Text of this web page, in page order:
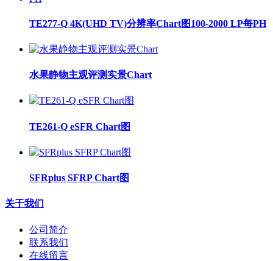
TE277-Q 4K(UHD TV)分辨率Chart图100-2000 LP每PH
水果静物主观评测实景Chart
TE261-Q eSFR Chart图
SFRplus SFRP Chart图
关于我们
公司简介
联系我们
在线留言